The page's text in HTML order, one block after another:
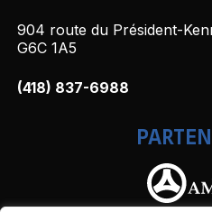
904 route du Président-
G6C 1A5
(418) 837-6988